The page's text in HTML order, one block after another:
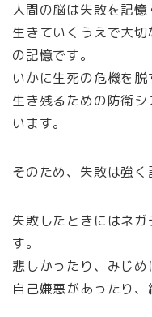
人間の脳は失敗を記憶
生きていくうえで大
の記憶です。
いかに生死の危機を脱
生き残るための防衛
います。
そのため、失敗は強く
失敗したときにはネ
す。
悲しかったり、みじめ
自己嫌悪があったり、